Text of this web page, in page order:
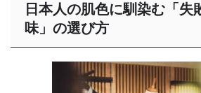
日本人の肌色に馴染む「失
味」の選び方